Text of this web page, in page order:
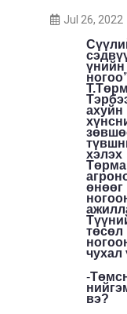
Jul 26, 2022
чухал
-
вэ?